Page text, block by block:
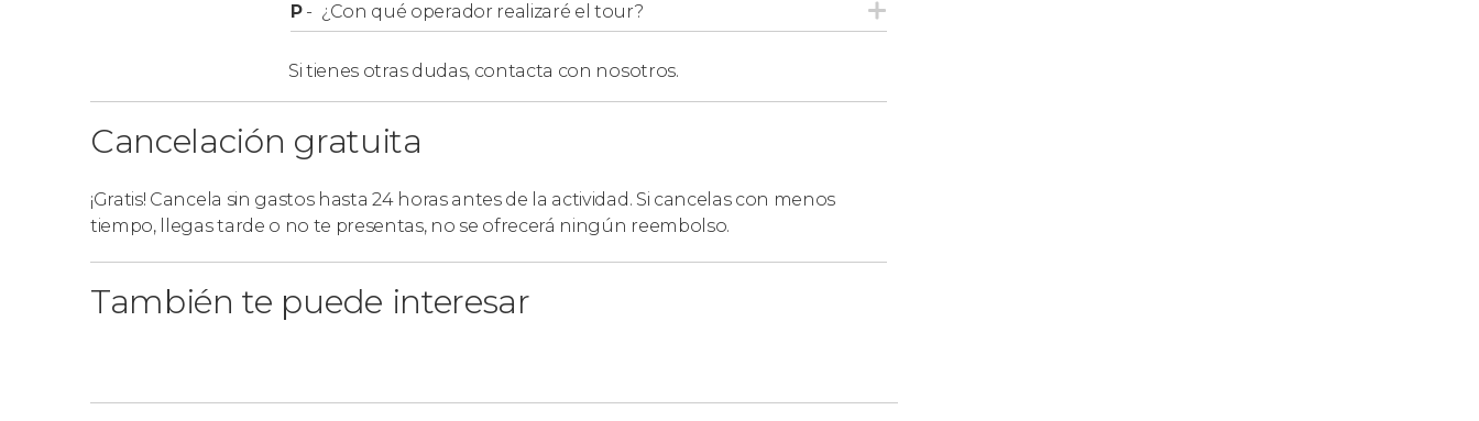
P- ¿Con qué operador realizaré el tour?
Si tienes otras dudas, contacta con nosotros.
Cancelación gratuita
¡Gratis! Cancela sin gastos hasta 24 horas antes de la actividad. Si cancelas con menos
tiempo, llegas tarde o no te presentas, no se ofrecerá ningún reembolso.
También te puede interesar